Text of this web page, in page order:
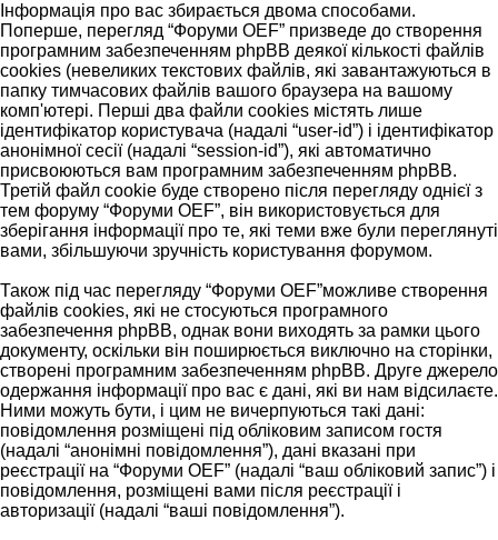
Інформація про вас збирається двома способами.
Поперше, перегляд “Форуми OEF” призведе до створення
програмним забезпеченням phpBB деякої кількості файлів
cookies (невеликих текстових файлів, які завантажуються в
папку тимчасових файлів вашого браузера на вашому
комп'ютері. Перші два файли cookies містять лише
ідентифікатор користувача (надалі “user-id”) і ідентифікатор
анонімної сесії (надалі “session-id”), які автоматично
присвоюються вам програмним забезпеченням phpBB.
Третій файл cookie буде створено після перегляду однієї з
тем форуму “Форуми OEF”, він використовується для
зберігання інформації про те, які теми вже були переглянуті
вами, збільшуючи зручність користування форумом.
Також під час перегляду “Форуми OEF”можливе створення
файлів cookies, які не стосуються програмного
забезпечення phpBB, однак вони виходять за рамки цього
документу, оскільки він поширюється виключно на сторінки,
створені програмним забезпеченням phpBB. Друге джерело
одержання інформації про вас є дані, які ви нам відсилаєте.
Ними можуть бути, і цим не вичерпуються такі дані:
повідомлення розміщені під обліковим записом гостя
(надалі “анонімні повідомлення”), дані вказані при
реєстрації на “Форуми OEF” (надалі “ваш обліковий запис”) і
повідомлення, розміщені вами після реєстрації і
авторизації (надалі “ваші повідомлення”).